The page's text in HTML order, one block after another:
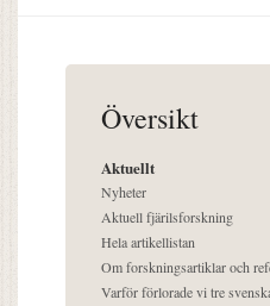
Översikt
Aktuellt
Nyheter
Aktuell fjärilsforskning
Hela artikellistan
Om forskningsartiklar och
Varför förlorade vi tre